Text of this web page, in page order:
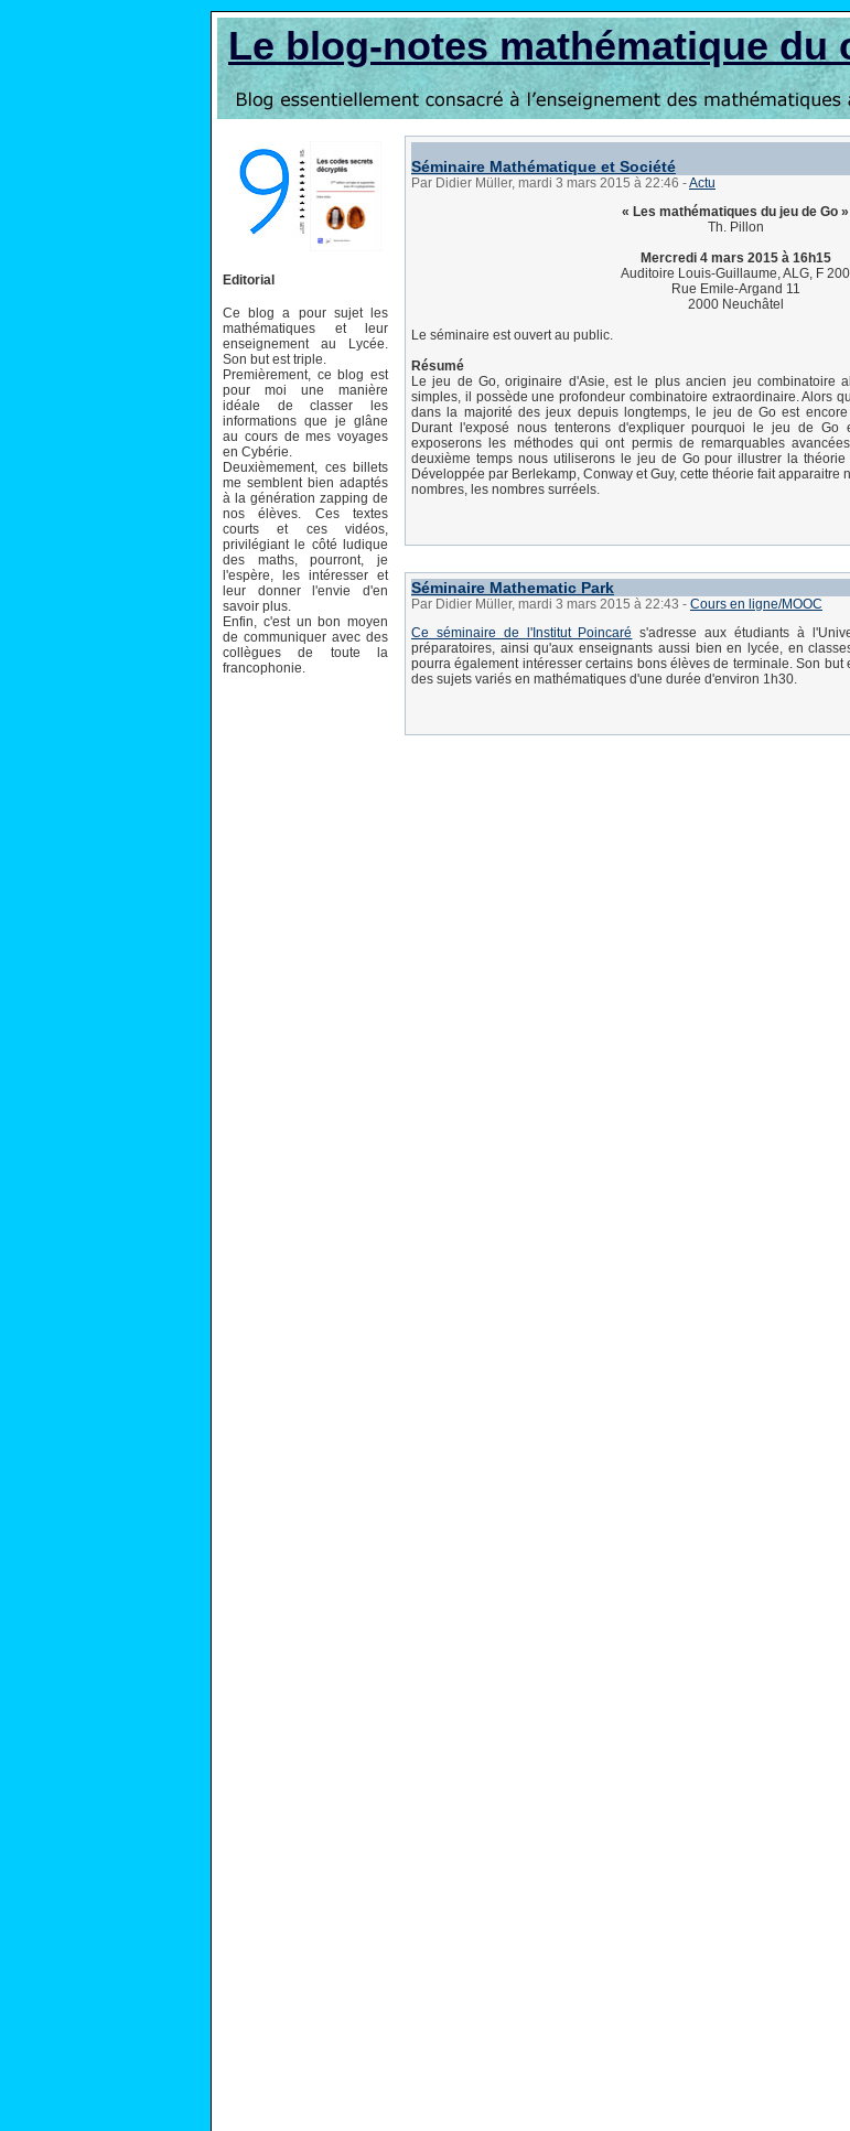
Le blog-notes mathématique du
Editorial
Ce blog a pour sujet les
mathématiques et leur
enseignement au Lycée.
Son but est triple.
Premièrement, ce blog est
pour moi une manière
idéale de classer les
informations que je glâne
au cours de mes voyages
en Cybérie.
Deuxièmement, ces billets
me semblent bien adaptés
à la génération zapping de
nos élèves. Ces textes
courts et ces vidéos,
privilégiant le côté ludique
des maths, pourront, je
l'espère, les intéresser et
leur donner l'envie d'en
savoir plus.
Enfin, c'est un bon moyen
de communiquer avec des
collègues de toute la
francophonie.
Séminaire Mathématique et Société
Par Didier Müller, mardi 3 mars 2015 à 22:46 -Actu
« Les mathématiques du jeu de Go »
Th. Pillon
Mercredi 4 mars 2015 à 16h15
Auditoire Louis-Guillaume, ALG, F 200
Rue Emile-Argand 11
2000 Neuchâtel
Le séminaire est ouvert au public.
Résumé
Le jeu de Go, originaire d'Asie, est le plus ancien jeu combinatoire
simples, il possède une profondeur combinatoire extraordinaire. Alors
dans la majorité des jeux depuis longtemps, le jeu de Go est
Durant l'exposé nous tenterons d'expliquer pourquoi le jeu de
exposerons les méthodes qui ont permis de remarquables
deuxième temps nous utiliserons le jeu de Go pour illustrer la
Développée par Berlekamp, Conway et Guy, cette théorie fait apparaitre
nombres, les nombres surréels.
Séminaire Mathematic Park
Par Didier Müller, mardi 3 mars 2015 à 22:43 - Cours en ligne/MOOC
Ce séminaire de l'Institut Poincaré s'adresse aux étudiants à
préparatoires, ainsi qu'aux enseignants aussi bien en lycée, en
pourra également intéresser certains bons élèves de terminale. Son but
des sujets variés en mathématiques d'une durée d'environ 1h30.